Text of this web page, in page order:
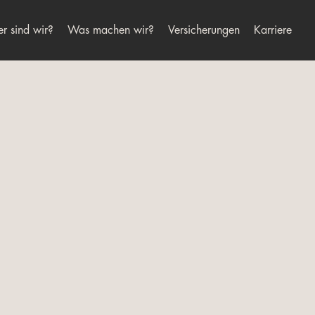
sind wir? Was machen wir? Versicherungen Karriere